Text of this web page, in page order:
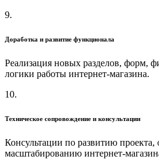
9.
Доработка и развитие функционала
Реализация новых разделов, форм,
логики работы интернет-магазина.
10.
Техническое сопровождение и консультации
Консультации по развитию
масштабированию интернет-